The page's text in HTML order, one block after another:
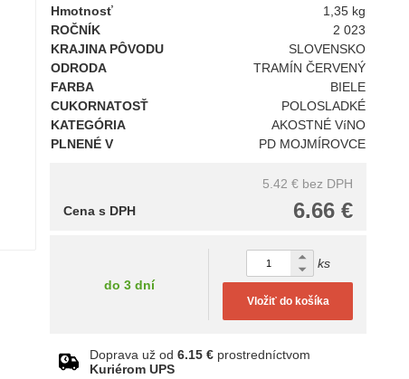
Hmotnosť
1,35 kg
ROČNÍK
2 023
KRAJINA PÔVODU
SLOVENSKO
ODRODA
TRAMÍN ČERVENÝ
FARBA
BIELE
CUKORNATOSŤ
POLOSLADKÉ
KATEGÓRIA
AKOSTNÉ VíNO
PLNENÉ V
PD MOJMÍROVCE
5.42 € bez DPH
6.66 €
Cena s DPH
do 3 dní
ks
Vložiť do košíka
Doprava už od 6.15 € prostredníctvom
Kuriérom UPS